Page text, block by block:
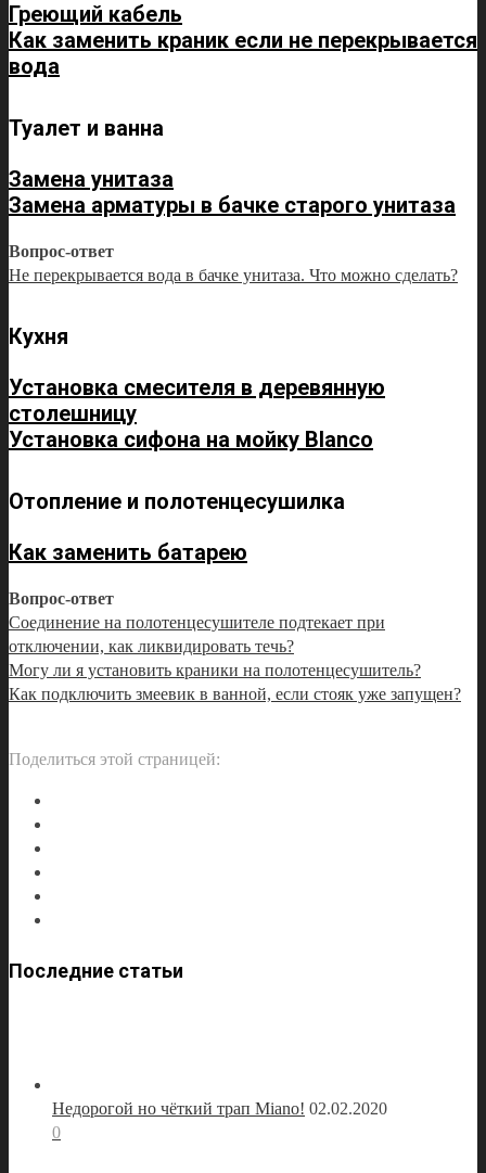
Греющий кабель
Как заменить краник если не перекрывается
вода
Туалет и ванна
Замена унитаза
Замена арматуры в бачке старого унитаза
Вопрос-ответ
Не перекрывается вода в бачке унитаза. Что можно сделать?
Кухня
Установка смесителя в деревянную
столешницу
Установка сифона на мойку Blanco
Отопление и полотенцесушилка
Как заменить батарею
Вопрос-ответ
Соединение на полотенцесушителе подтекает при
отключении, как ликвидировать течь?
Могу ли я установить краники на полотенцесушитель?
Как подключить змеевик в ванной, если стояк уже запущен?
Поделиться этой страницей:
Последние статьи
Недорогой но чёткий трап Miano! 02.02.2020
0